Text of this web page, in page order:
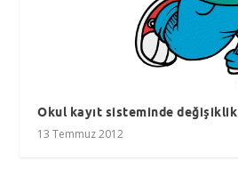
Okul kayıt sisteminde değişiklik
13 Temmuz 2012